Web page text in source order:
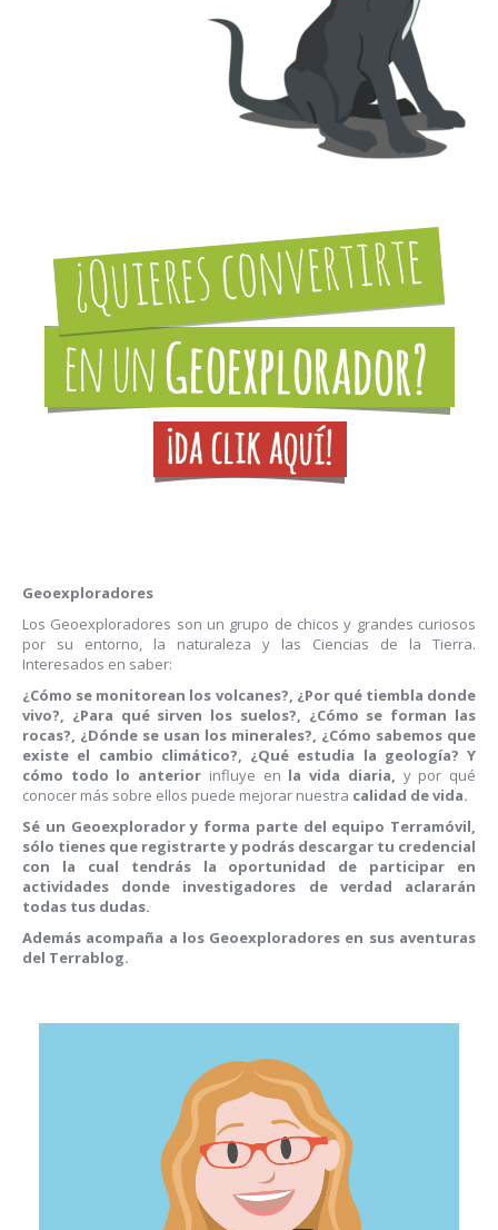
Geoexploradores
Los Geoexploradores son un grupo de chicos y grandes curiosos
por su entorno, la naturaleza y las Ciencias de la Tierra.
Interesados en saber:
¿Cómo se monitorean los volcanes?, ¿Por qué tiembla donde
vivo?, ¿Para qué sirven los suelos?, ¿Cómo se forman las
rocas?, ¿Dónde se usan los minerales?, ¿Cómo sabemos que
existe el cambio climático?, ¿Qué estudia la geología? Y
cómo todo lo anterior influye en la vida diaria, y por qué
conocer más sobre ellos puede mejorar nuestra calidad de vida.
Sé un Geoexplorador y forma parte del equipo Terramóvil,
sólo tienes que registrarte y podrás descargar tu credencial
con la cual tendrás la oportunidad de participar en
actividades donde investigadores de verdad aclararán
todas tus dudas.
Además acompaña a los Geoexploradores en sus aventuras
del Terrablog.
10 años - Primaria
Le encanta coleccionar piedritas, todo el tiempo anda con los bolsillos llenos de
ellas. No las ve como cualquier otra persona, constantemente se pregunta por qué
son diferentes, de qué están hechas o cómo se formaron. Siempre busca una
distinta, con la ilusión de encontrar una piedra preciosa y regalársela a su abue.